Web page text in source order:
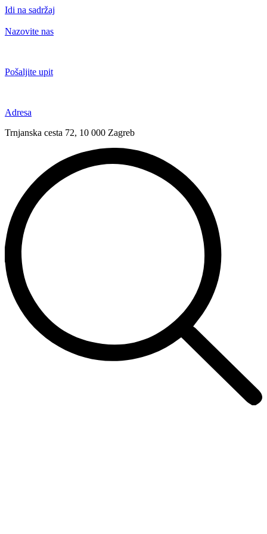
Idi na sadržaj
Nazovite nas
Pošaljite upit
Adresa
Trnjanska cesta 72, 10 000 Zagreb